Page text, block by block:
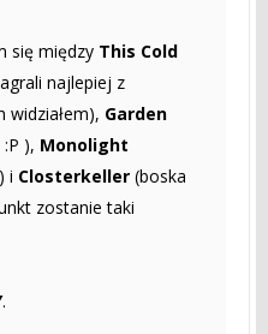
się między This Cold
najlepiej z
widziałem), Garden
), Monolight
i Closterkeller (boska
zostanie taki
.